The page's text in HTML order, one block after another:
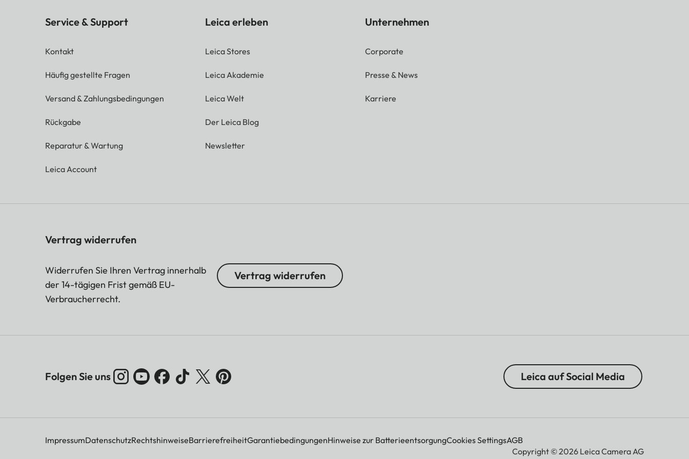
Service & Support
Kontakt
Häufig gestellte Fragen
Versand & Zahlungsbedingungen
Rückgabe
Reparatur & Wartung
Leica Account
Leica erleben
Leica Stores
Leica Akademie
Leica Welt
Der Leica Blog
Newsletter
Unternehmen
Corporate
Presse & News
Karriere
Vertrag widerrufen
Widerrufen Sie Ihren Vertrag innerhalb
der 14-tägigen Frist gemäß EU-
Verbraucherrecht.
Vertrag widerrufen
Folgen Sie uns Leica auf Social Media
ImpressumDatenschutzRechtshinweiseBarrierefreiheitGarantiebedingungenHinweise zur BatterieentsorgungCookies SettingsAGB
Copyright © 2026 Leica Camera AG